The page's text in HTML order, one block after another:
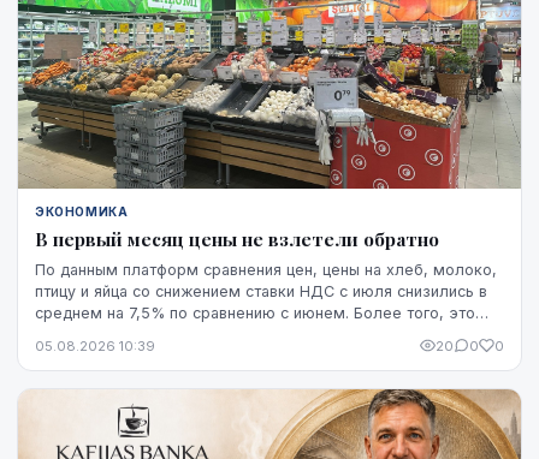
ЭКОНОМИКА
В первый месяц цены не взлетели обратно
По данным платформ сравнения цен, цены на хлеб, молоко,
птицу и яйца со снижением ставки НДС с июля снизились в
среднем на 7,5% по сравнению с июнем. Более того, это
данный момент - до начала августа.
05.08.2026 10:39 20 0 0